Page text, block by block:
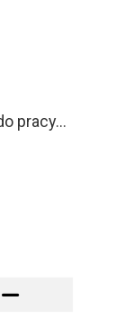
pracy…